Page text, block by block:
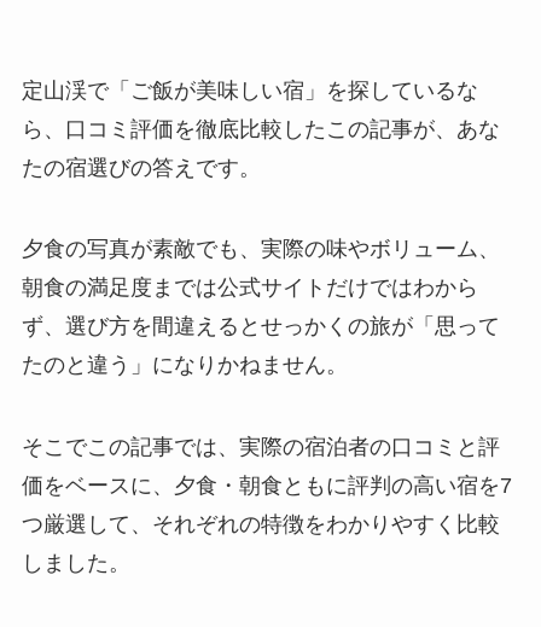
定山渓で「ご飯が美味しい宿」を探しているな
ら、口コミ評価を徹底比較したこの記事が、あな
たの宿選びの答えです。
夕食の写真が素敵でも、実際の味やボリューム、
朝食の満足度までは公式サイトだけではわから
ず、選び方を間違えるとせっかくの旅が「思って
たのと違う」になりかねません。
そこでこの記事では、実際の宿泊者の口コミと評
価をベースに、夕食・朝食ともに評判の高い宿を7
つ厳選して、それぞれの特徴をわかりやすく比較
しました。